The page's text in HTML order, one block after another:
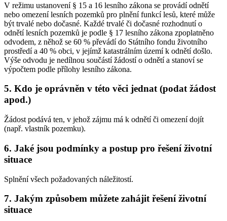
V režimu ustanovení § 15 a 16 lesního zákona se provádí odnětí
nebo omezení lesních pozemků pro plnění funkcí lesů, které může
být trvalé nebo dočasné. Každé trvalé či dočasné rozhodnutí o
odnětí lesních pozemků je podle § 17 lesního zákona zpoplatněno
odvodem, z něhož se 60 % převádí do Státního fondu životního
prostředí a 40 % obci, v jejímž katastrálním území k odnětí došlo.
Výše odvodu je nedílnou součástí žádostí o odnětí a stanoví se
výpočtem podle přílohy lesního zákona.
5. Kdo je oprávněn v této věci jednat (podat žádost
apod.)
Žádost podává ten, v jehož zájmu má k odnětí či omezení dojít
(např. vlastník pozemku).
6. Jaké jsou podmínky a postup pro řešení životní
situace
Splnění všech požadovaných náležitostí.
7. Jakým způsobem můžete zahájit řešení životní
situace